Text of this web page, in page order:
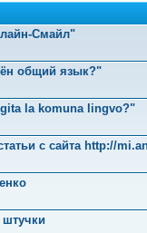
Смайл"
общий язык?"
la komuna lingvo?"
с сайта http://
штучки